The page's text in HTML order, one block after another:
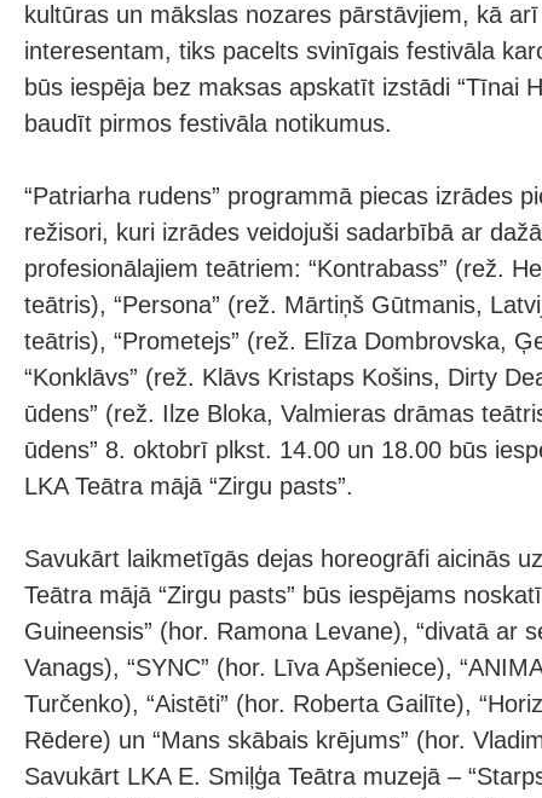
kultūras un mākslas nozares pārstāvjiem, kā
interesentam, tiks pacelts svinīgais festivāla
būs iespēja bez maksas apskatīt izstādi “Tīnai
baudīt pirmos festivāla notikumus.
“Patriarha rudens” programmā piecas izrādes
režisori, kuri izrādes veidojuši sadarbībā ar
profesionālajiem teātriem: “Kontrabass” (rež.
teātris), “Persona” (rež. Mārtiņš Gūtmanis,
teātris), “Prometejs” (rež. Elīza Dombrovska,
“Konklāvs” (rež. Klāvs Kristaps Košins, Dirty
ūdens” (rež. Ilze Bloka, Valmieras drāmas
ūdens” 8. oktobrī plkst. 14.00 un 18.00 būs
LKA Teātra mājā “Zirgu pasts”.
Savukārt laikmetīgās dejas horeogrāfi aicinās
Teātra mājā “Zirgu pasts” būs iespējams
Guineensis” (hor. Ramona Levane), “divatā ar
Vanags), “SYNC” (hor. Līva Apšeniece),
Turčenko), “Aistēti” (hor. Roberta Gailīte),
Rēdere) un “Mans skābais krējums” (hor.
Savukārt LKA E. Smiļģa Teātra muzejā –